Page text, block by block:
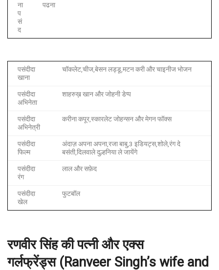
ना
प
सं
द
पढना
पसंदीदा
खाना
चॉकलेट,चीज,बेसन लड्डू,मटन करी और चाइनीज भोजन
पसंदीदा
अभिनेता
शाहरुख़ खान और जोहनी डेप्प
पसंदीदा
अभिनेत्री
करीना कपूर,स्कारलेट जोहन्सन और मेगन फॉक्स
पसंदीदा
फिल्म
अंदाज़ अपना अपना,रजा बाबु,3 इडियट्स,शोले,रंग दे
बसंती,दिलवाले दुल्हनिया ले जायेंगे
पसंदीदा
रंग
लाल और सफ़ेद
पसंदीदा
खेल
फुटबॉल
रणवीर सिंह की पत्नी और एक्स
गर्लफ्रेंड्स(Ranveer Singh’s wife and